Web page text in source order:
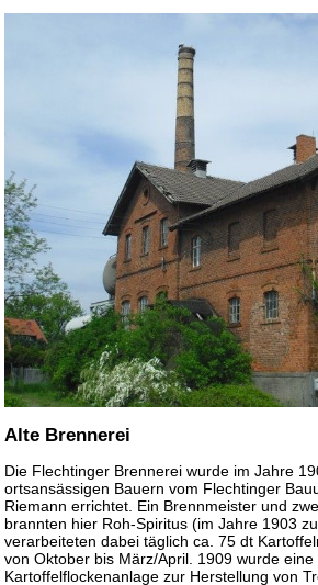
Alte Brennerei
Die Flechtinger Brennerei wurde im Jahre
ortsansässigen Bauern vom Flechtinger
Riemann errichtet. Ein Brennmeister und
brannten hier Roh-Spiritus (im Jahre 1903
verarbeiteten dabei täglich ca. 75 dt
von Oktober bis März/April. 1909 wurde
Kartoffelflockenanlage zur Herstellung von